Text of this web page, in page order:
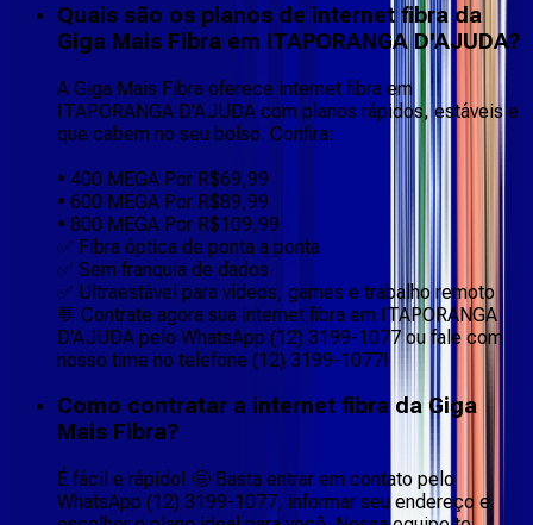
Quais são os planos de internet fibra da
Giga Mais Fibra em ITAPORANGA D'AJUDA?
A Giga Mais Fibra oferece internet fibra em
ITAPORANGA D'AJUDA com planos rápidos, estáveis e
que cabem no seu bolso. Confira:
• 400 MEGA Por R$69,99
• 600 MEGA Por R$89,99
• 800 MEGA Por R$109,99
✅ Fibra óptica de ponta a ponta
✅ Sem franquia de dados
✅ Ultraestável para vídeos, games e trabalho remoto
💬 Contrate agora sua internet fibra em ITAPORANGA
D'AJUDA pelo WhatsApp (12) 3199-1077 ou fale com
nosso time no telefone (12) 3199-1077!
Como contratar a internet fibra da Giga
Mais Fibra?
É fácil e rápido! 🤩 Basta entrar em contato pelo
WhatsApp (12) 3199-1077, informar seu endereço e